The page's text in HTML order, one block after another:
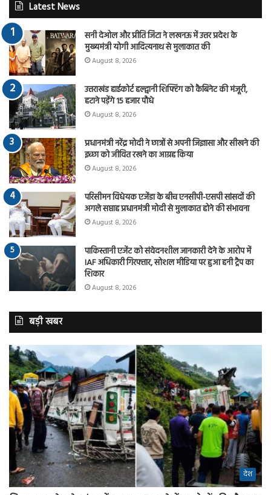
Latest News
सनी देओल और प्रीति जिंटा ने लखनऊ में उत्तर प्रदेश के
मुख्यमंत्री योगी आदित्यनाथ से मुलाकात की
August 8, 2026
उत्तराखंड हाईकोर्ट हल्द्वानी शिफ्टिंग को कैबिनेट की मंजूरी,
हटाने पड़ेंगे 15 हजार पौधे
August 8, 2026
प्रधानमंत्री नरेंद्र मोदी ने छात्रों से अपनी जिज्ञासा और सीखने की
इच्छा को जीवित रखने का आग्रह किया
August 8, 2026
परिसीमन विधेयक एजेंडा के बीच एनसीपी-एसपी सांसदों की
अगले सप्ताह प्रधानमंत्री मोदी से मुलाकात होने की संभावना
August 8, 2026
पाकिस्तानी एजेंट को संवेदनशील जानकारी देने के आरोप में
IAF अधिकारी गिरफ्तार, सोशल मीडिया पर हुआ हनी ट्रैप का
शिकार
August 8, 2026
बड़ी खबर
देश